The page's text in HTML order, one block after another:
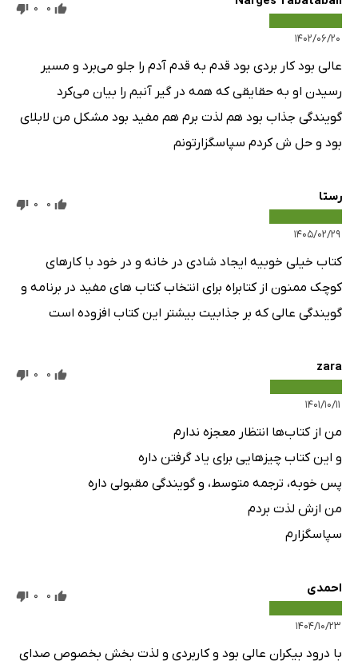
31 دقیقه
فصل یازدهم: نوامبر - داشتن روحی قانع - نگرش- قسمت یکم
فصل یازدهم: نوامبر - داشتن روحی قانع - نگرش - قسمت دوم
فصل دوازدهم: دسامبر - سخت تلاش کنم - شادی
11 دقیقه پس‌گفتار: پروژه شادی شما
۱۴۰۲/۰۶/۲۰
0
0
عالی بود کار بردی بود قدم به قدم آدم را جلو می‌برد و مسیر
رسیدن او به حقایقی که همه در گیر آنیم را بیان می‌کرد
گویندگی جذاب بود هم لذت برم هم مفید بود مشکل من لابلای
بود و حل ش کردم سپاسگزارتونم
رستا
۱۴۰۵/۰۲/۲۹
0
0
کتاب خیلی خوبیه ایجاد شادی در خانه و در خود با کارهای
کوچک ممنون از کتابراه برای انتخاب کتاب های مفید در برنامه و
گویندگی عالی که بر جذابیت بیشتر این کتاب افزوده است
zara
۱۴۰۱/۱۰/۱۱
0
0
من از کتاب‌ها انتظار معجزه ندارم
و این کتاب چیزهایی برای یاد گرفتن داره
پس خوبه، ترجمه متوسط، و گویندگی مقبولی داره
من ازش لذت بردم
سپاسگزارم
احمدی
۱۴۰۴/۱۰/۲۳
0
0
با درود بیکران عالی بود و کاربردی و لذت بخش بخصوص صدای